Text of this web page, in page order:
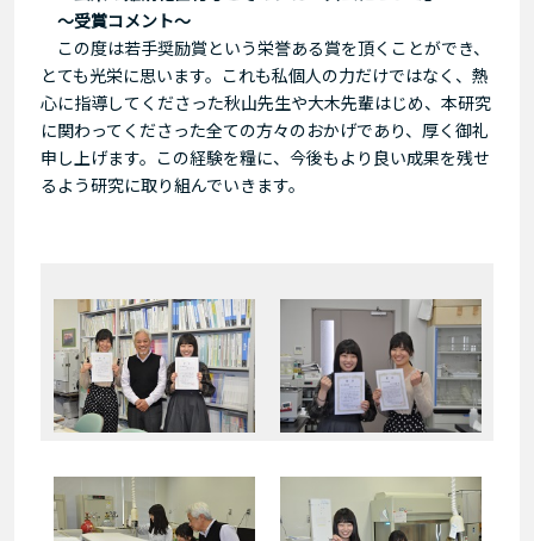
～受賞コメント～
この度は若手奨励賞という栄誉ある賞を頂くことができ、
とても光栄に思います。これも私個人の力だけではなく、熱
心に指導してくださった秋山先生や大木先輩はじめ、本研究
に関わってくださった全ての方々のおかげであり、厚く御礼
申し上げます。この経験を糧に、今後もより良い成果を残せ
るよう研究に取り組んでいきます。